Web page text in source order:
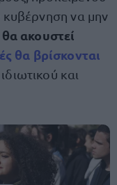
να μην
ακουστεί
θα βρίσκονται
και